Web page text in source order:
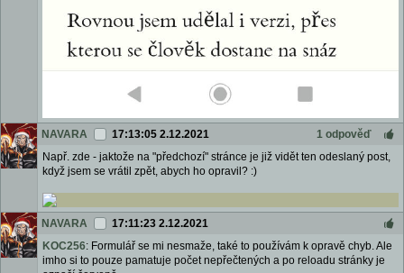
NAVARA 17:13:05 2.12.2021
1 odpověď
Např. zde - jaktože na "předchozí" stránce je již vidět ten odeslaný post,
když jsem se vrátil zpět, abych ho opravil? :)
NAVARA
17:11:23 2.12.2021
KOC256: Formulář se mi nesmaže, také to používám k opravě chyb. Ale
imho si to pouze pamatuje počet nepřečtených a po reloadu stránky je